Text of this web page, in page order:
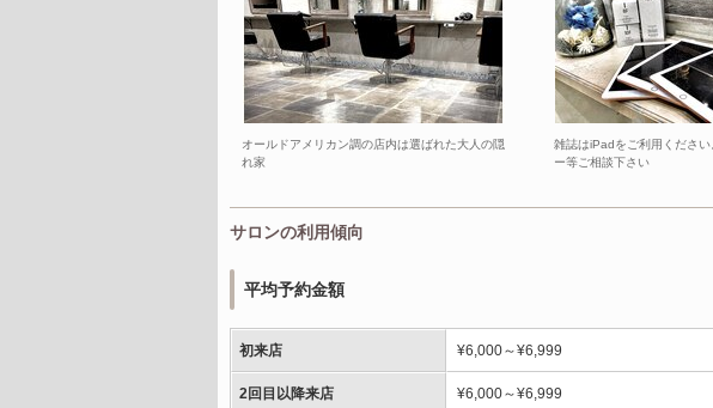
オールドアメリカン調の店内は選ばれた大人の隠
れ家
雑誌はiPadをご利用ください
ー等ご相談下さい
サロンの利用傾向
平均予約金額
初来店 ¥6,000～¥6,999
2回目以降来店 ¥6,000～¥6,999